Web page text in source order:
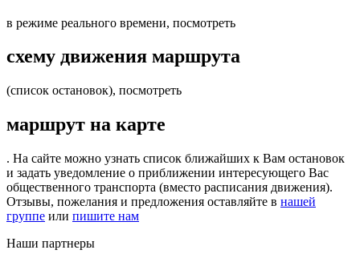
в режиме реального времени, посмотреть
схему движения маршрута
(список остановок), посмотреть
маршрут на карте
. На сайте можно узнать список ближайших к Вам остановок
и задать уведомление о приближении интересующего Вас
общественного транспорта (вместо расписания движения).
Отзывы, пожелания и предложения оставляйте в нашей
группе или пишите нам
Наши партнеры